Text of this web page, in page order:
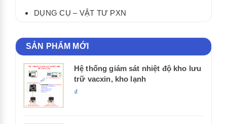
DỤNG CỤ – VẬT TƯ PXN
SẢN PHẨM MỚI
Hệ thống giám sát nhiệt độ kho lưu
trữ vacxin, kho lạnh
₫